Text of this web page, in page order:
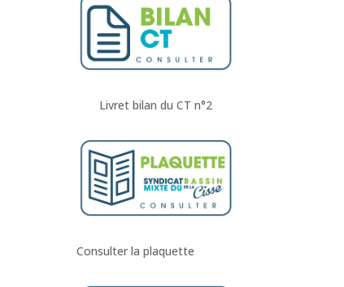
Livret bilan du CT n°2
Consulter la plaquette